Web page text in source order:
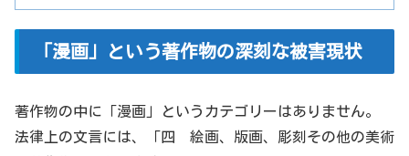
「漫画」という著作物の深刻な被害現状
著作物の中に「漫画」というカテゴリーはありません。
法律上の文言には、「四 絵画、版画、彫刻その他の美術